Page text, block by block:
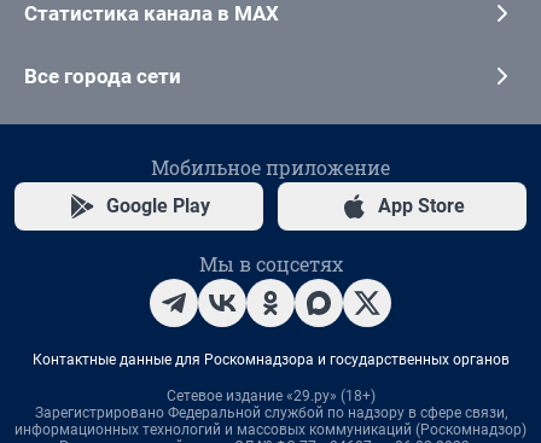
Статистика канала в MAX
Все города сети
Мобильное приложение
Google Play App Store
Мы в соцсетях
Контактные данные для Роскомнадзора и государственных органов
Сетевое издание «29.ру» (18+)
Зарегистрировано Федеральной службой по надзору в сфере связи,
информационных технологий и массовых коммуникаций (Роскомнадзор)